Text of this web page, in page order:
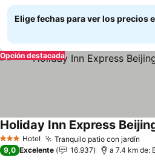
Elige fechas para ver los precios
Opción destacada
3 Estrellas
Hotel Tranquilo patio con jardín
9,0 Excelente 16.937 a 7.4 km de: